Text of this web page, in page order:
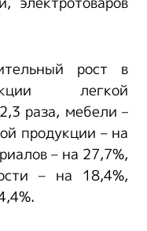
рост в
легкой
раза, мебели –
продукции – на
– на 27,7%,
– на 18,4%,